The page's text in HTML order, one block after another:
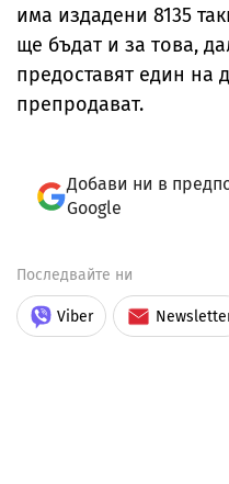
има издадени 8135
ще бъдат и за това,
предоставят един на
препродават.
Добави ни в
Google
Последвайте ни
Viber